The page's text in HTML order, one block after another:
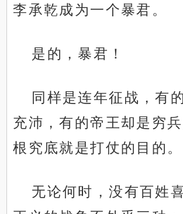
李承乾成为一个暴君。
是的，暴君！
同样是连年征战，有
充沛，有的帝王却是穷
根究底就是打仗的目的。
无论何时，没有百姓